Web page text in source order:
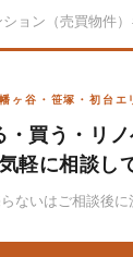
ョン（売買物件
幡ヶ谷・笹塚・初台エ
・買う・リノ
軽に相談し
ないはご相談後に